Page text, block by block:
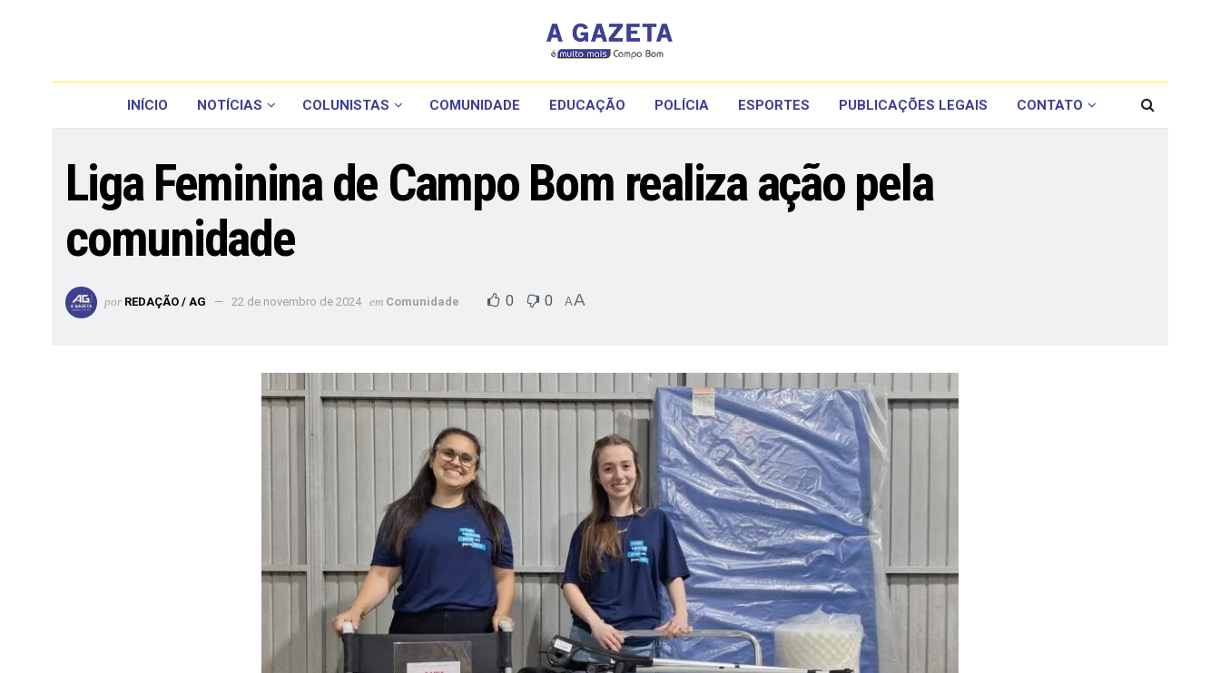
INÍCIO NOTÍCIAS COLUNISTAS COMUNIDADE EDUCAÇÃO POLÍCIA ESPORTES PUBLICAÇÕES LEGAIS CONTATO
Liga Feminina de Campo Bom realiza ação pela
comunidade
por REDAÇÃO / AG 22 de novembro de 2024 em Comunidade 0 0 AA